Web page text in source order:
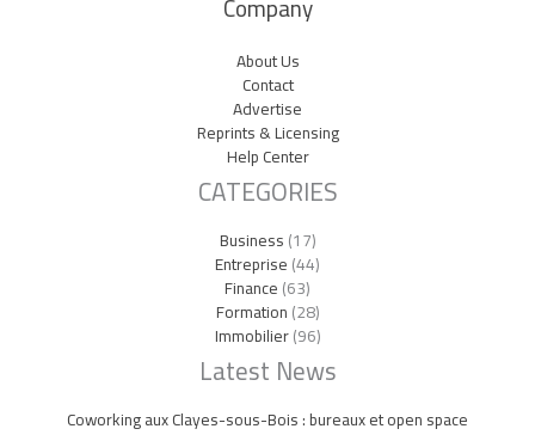
Company
About Us
Contact
Advertise
Reprints & Licensing
Help Center
CATEGORIES
Business(17)
Entreprise(44)
Finance(63)
Formation(28)
Immobilier(96)
Latest News
Coworking aux Clayes-sous-Bois : bureaux et open space